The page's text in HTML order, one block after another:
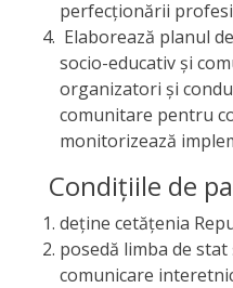
Evenimente
Acte
Legislație
internațională
perfecţionării
Elaborează planul
socio-educativ şi
organizatori şi
comunitare pentru
monitorizează
Condiţiile de
deţine cetăţenia
posedă limba de
comunicare